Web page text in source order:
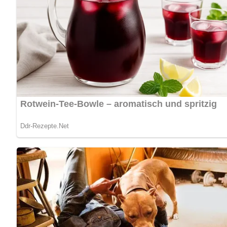
Lob, Kritik, Fragen oder Anregungen zum Rezept? Dann
eine Bewertung!
Nach: Von Čimbur bis Gibanica, Verlag für die Frau, Leipzig, DDR, 1987
Jetzt Sterne vergeben – Rezept
(1 Bewertung)